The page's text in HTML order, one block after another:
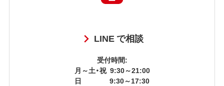
LINE で相談
受付時間:
月～土・祝 9:30～21:00
日
9:30～17:30